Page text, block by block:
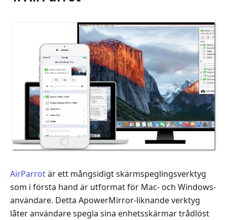
AirParrotär ett mångsidigt skärmspeglingsverktyg
som i första hand är utformat för Mac- och Windows-
användare. Detta ApowerMirror-liknande verktyg
låter användare spegla sina enhetsskärmar trådlöst